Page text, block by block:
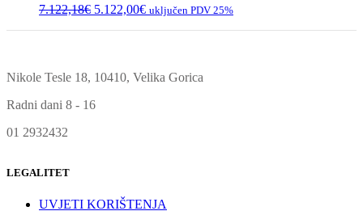
7.122,18€ Izvorna
5.122,00€Trenutna
uključen PDV 25%
Nikole Tesle 18, 10410, Velika Gorica
Radni dani 8 - 16
01 2932432
LEGALITET
UVJETI KORIŠTENJA